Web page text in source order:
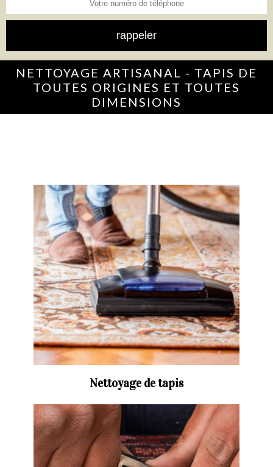
NETTOYAGE ARTISANAL - TAPIS DE
TOUTES ORIGINES ET TOUTES
DIMENSIONS
Nettoyage de tapis